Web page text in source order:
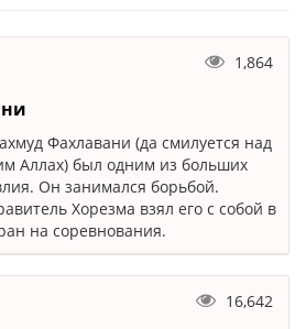
1,864
Фахлавани (да смилуется над
Аллах) был одним из больших
Он занимался борьбой.
Хорезма взял его с собой в
на соревнования.
16,642